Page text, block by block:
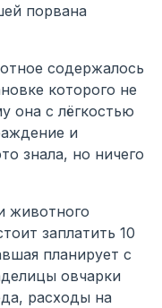
порвана
содержалось
которого не
она с лёгкостью
и
знала, но ничего
животного
заплатить 10
планирует с
овчарки
расходы на